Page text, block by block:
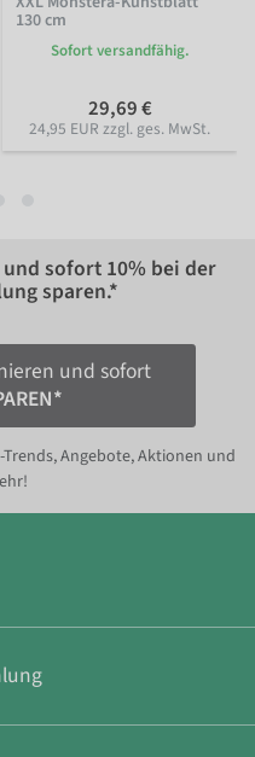
130 cm
Sofort versandfähig.
29,69 €
24,95 EUR zzgl. ges. MwSt.
sofort10% bei der
sparen.*
und sofort
Angebote, Aktionen und